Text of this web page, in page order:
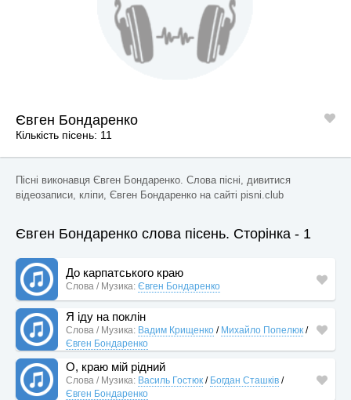
Євген Бондаренко
Кількість пісень: 11
Пісні виконавця Євген Бондаренко. Слова пісні, дивитися
відеозаписи, кліпи, Євген Бондаренко на сайті pisni.club
Євген Бондаренко слова пісень. Сторінка - 1
До карпатського краю
Слова / Музика: Євген Бондаренко
Я іду на поклін
Слова / Музика: Вадим Крищенко / Михайло Попелюк /
Євген Бондаренко
О, краю мій рідний
Слова / Музика: Василь Гостюк / Богдан Сташків /
Євген Бондаренко